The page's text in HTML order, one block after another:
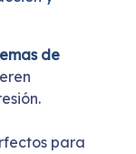
de
para